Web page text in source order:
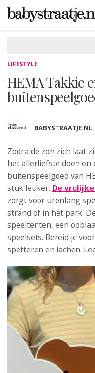
LIFESTYLE
HEMA Takkie
BABYSTRAATJE.NL
Zodra de zon zich laat
het allerliefste doen en
buitenspeelgoed van
stuk leuker. De
zorgt voor urenlang
strand of in het park.
speeltenten, een
speelsets. Bereid je
spetteren en lachen.